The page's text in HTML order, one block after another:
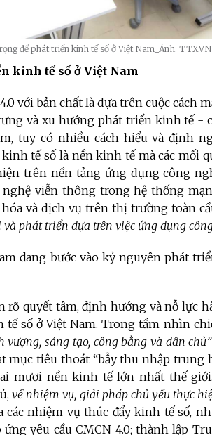
để phát triển kinh tế số ở Việt Nam_Ảnh: TTXVN
kinh tế số ở Việt Nam
với bản chất là dựa trên cuộc cách
và xu hướng phát triển kinh tế -
tuy có nhiều cách hiểu và định
tế số là nền kinh tế mà các mối
trên nền tảng ứng dụng công
viễn thông trong hệ thống
và dịch vụ trên thị trường toàn
phát triển dựa trên việc ứng dụng
đang bước vào kỷ nguyên phát
rõ quyết tâm, định hướng và nỗ lực
số ở Việt Nam. Trong tầm nhìn
sáng tạo, công bằng và dân chủ”
mục tiêu thoát “bẫy thu nhập trung
mươi nền kinh tế lớn nhất thế
về nhiệm vụ, giải pháp chủ yếu thực
các nhiệm vụ thúc đẩy kinh tế số,
yêu cầu CMCN 4.0; thành lập